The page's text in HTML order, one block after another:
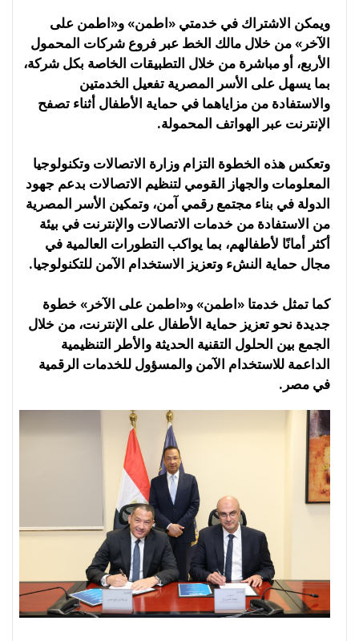
ويمكن الاشتراك في خدمتي «اطمن» و«اطمن على
الآخر» من خلال مالك الخط عبر فروع شركات المحمول
الأربع، أو مباشرة من خلال التطبيقات الخاصة بكل شركة،
بما يسهل على الأسر المصرية تفعيل الخدمتين
والاستفادة من مزاياهما في حماية الأطفال أثناء تصفح
الإنترنت عبر الهواتف المحمولة.
وتعكس هذه الخطوة التزام وزارة الاتصالات وتكنولوجيا
المعلومات والجهاز القومي لتنظيم الاتصالات بدعم جهود
الدولة في بناء مجتمع رقمي آمن، وتمكين الأسر المصرية
من الاستفادة من خدمات الاتصالات والإنترنت في بيئة
أكثر أمانًا لأطفالهم، بما يواكب التطورات العالمية في
مجال حماية النشء وتعزيز الاستخدام الآمن للتكنولوجيا.
كما تمثل خدمتا «اطمن» و«اطمن على الآخر» خطوة
جديدة نحو تعزيز حماية الأطفال على الإنترنت، من خلال
الجمع بين الحلول التقنية الحديثة والأطر التنظيمية
الداعمة للاستخدام الآمن والمسؤول للخدمات الرقمية
في مصر.